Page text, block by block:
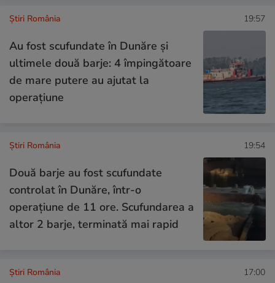
Știri România 19:57
Au fost scufundate în Dunăre și
ultimele două barje: 4 împingătoare
de mare putere au ajutat la
operațiune
Știri România 19:54
Două barje au fost scufundate
controlat în Dunăre, într-o
operațiune de 11 ore. Scufundarea a
altor 2 barje, terminată mai rapid
Știri România 17:00